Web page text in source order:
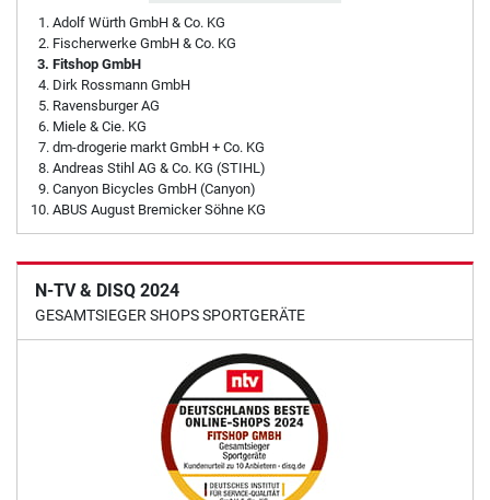
Adolf Würth GmbH & Co. KG
Fischerwerke GmbH & Co. KG
Fitshop GmbH
Dirk Rossmann GmbH
Ravensburger AG
Miele & Cie. KG
dm-drogerie markt GmbH + Co. KG
Andreas Stihl AG & Co. KG (STIHL)
Canyon Bicycles GmbH (Canyon)
ABUS August Bremicker Söhne KG
N-TV & DISQ 2024
GESAMTSIEGER SHOPS SPORTGERÄTE